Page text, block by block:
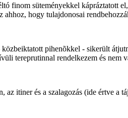
finom süteményekkel kápráztatott
hogy tulajdonosai
pihenõkkel - sikerült
tereprutinnal rendelkezem és nem
itiner és a szalagozás (ide értve a